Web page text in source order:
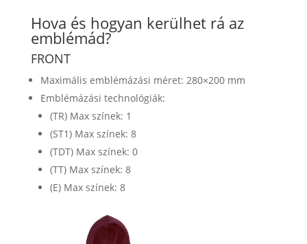
Hova és hogyan kerülhet rá az
emblémád?
FRONT
Maximális emblémázási méret: 280×200 mm
Emblémázási technológiák:
(TR) Max színek: 1
(ST1) Max színek: 8
(TDT) Max színek: 0
(TT) Max színek: 8
(E) Max színek: 8